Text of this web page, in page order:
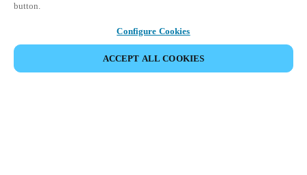
button.
Configure Cookies
ACCEPT ALL COOKIES